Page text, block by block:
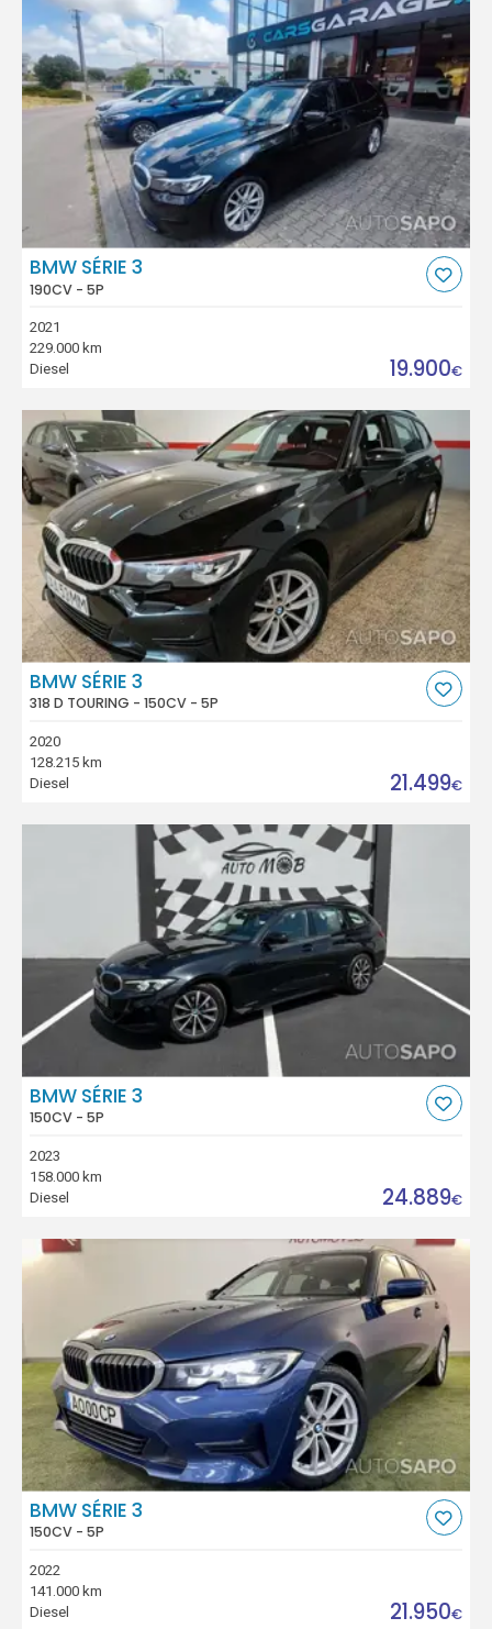
BMW SÉRIE 3
190CV - 5P
2021
229.000 km
Diesel
19.900€
BMW SÉRIE 3
318 D TOURING - 150CV - 5P
2020
128.215 km
Diesel
21.499€
BMW SÉRIE 3
150CV - 5P
2023
158.000 km
Diesel
24.889€
BMW SÉRIE 3
150CV - 5P
2022
141.000 km
Diesel
21.950€